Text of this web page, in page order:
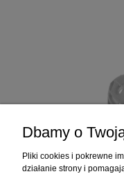
Dbamy o
Pliki cookies i pokrewne
działanie strony i